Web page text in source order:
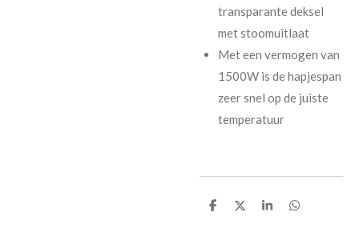
transparante deksel
met stoomuitlaat
Met een vermogen van
1500W is de hapjespan
zeer snel op de juiste
temperatuur
D
D
S
D